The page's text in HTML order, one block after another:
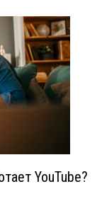
YouTube?